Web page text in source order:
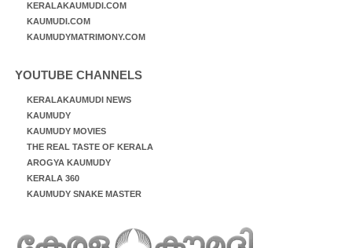
KERALAKAUMUDI.COM
KAUMUDI.COM
KAUMUDYMATRIMONY.COM
YOUTUBE CHANNELS
KERALAKAUMUDI NEWS
KAUMUDY
KAUMUDY MOVIES
THE REAL TASTE OF KERALA
AROGYA KAUMUDY
KERALA 360
KAUMUDY SNAKE MASTER